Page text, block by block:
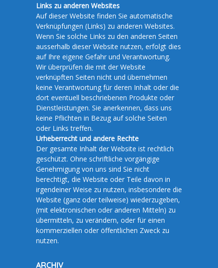
Links zu anderen Websites
Auf dieser Website finden Sie automatische
Verknüpfungen (Links) zu anderen Websites.
Wenn Sie solche Links zu den anderen Seiten
ausserhalb dieser Website nutzen, erfolgt dies
auf Ihre eigene Gefahr und Verantwortung.
Wir überprüfen die mit der Website
verknüpften Seiten nicht und übernehmen
keine Verantwortung für deren Inhalt oder die
dort eventuell beschriebenen Produkte oder
Dienstleistungen. Sie anerkennen, dass uns
keine Pflichten in Bezug auf solche Seiten
oder Links treffen.
Urheberrecht und andere Rechte
Der gesamte Inhalt der Website ist rechtlich
geschützt. Ohne schriftliche vorgängige
Genehmigung von uns sind Sie nicht
berechtigt, die Website oder Teile davon in
irgendeiner Weise zu nutzen, insbesondere die
Website (ganz oder teilweise) wiederzugeben,
(mit elektronischen oder anderen Mitteln) zu
übermitteln, zu verändern, oder für einen
kommerziellen oder öffentlichen Zweck zu
nutzen.
ARCHIV